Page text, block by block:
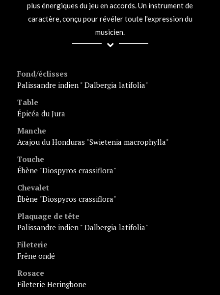
plus énergiques du jeu en accords. Un instrument de
caractère, conçu pour révéler toute l'expression du
musicien.
Fond/éclisses
Palissandre indien " Dalbergia latifolia"
Table
épicéa du Jura
Manche
acajou du Honduras "Swietenia macrophylla"
Touche
ébène "Diospyros crassiflora"
Chevalet
ébène "Diospyros crassiflora"
Plaquage de tête
Palissandre indien " Dalbergia latifolia"
Fileterie
Frêne ondé
Rosace
fileterie Heringbone